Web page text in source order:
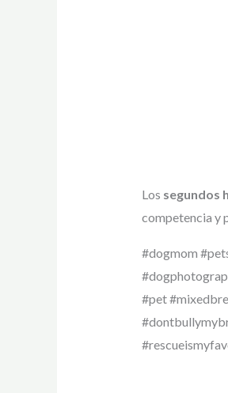
Los segundos
competencia y
#dogmom
#pet